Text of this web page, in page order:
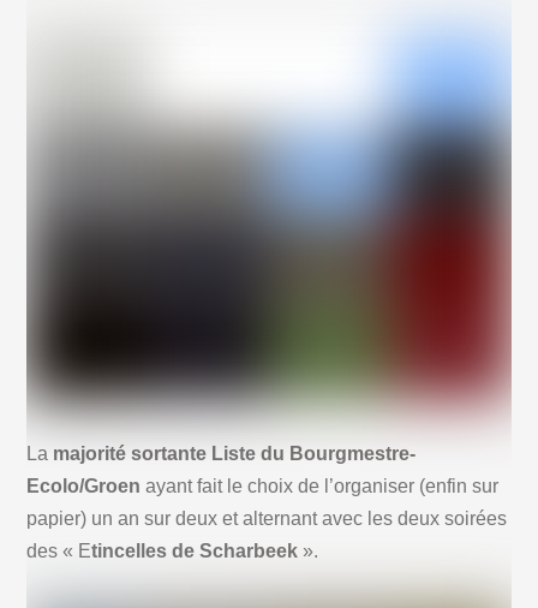
La majorité sortante Liste du Bourgmestre-
Ecolo/Groen ayant fait le choix de l’organiser (enfin sur
papier) un an sur deux et alternant avec les deux soirées
des « Etincelles de Scharbeek ».